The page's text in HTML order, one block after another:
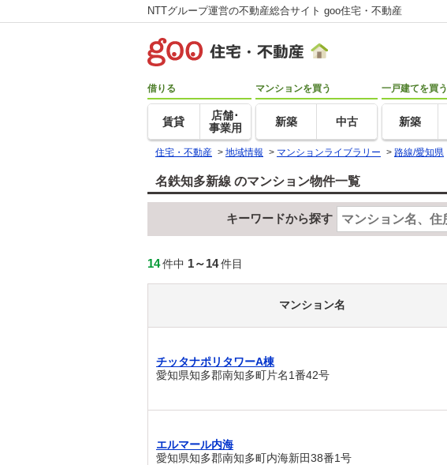
NTTグループ運営の不動産総合サイト goo住宅・不動産
借りる
賃貸
店舗･
事業用
マンションを買う
新築 中古
一戸建てを買う
新築
住宅・不動産 > 地域情報 > マンションライブラリー > 路線/愛知県
名鉄知多新線 のマンション物件一覧
キーワードから探す
14件中 1～14件目
マンション名
チッタナポリタワーA棟
愛知県知多郡南知多町片名1番42号
エルマール内海
愛知県知多郡南知多町内海新田38番1号